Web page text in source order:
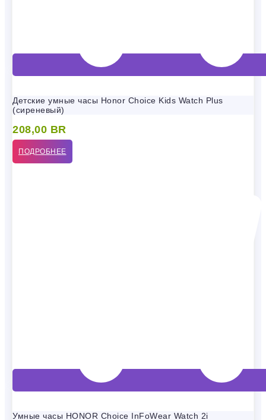
Детские умные часы Honor Choice Kids Watch Plus
(сиреневый)
208,00 BR
ПОДРОБНЕЕ
Умные часы HONOR Choice InFoWear Watch 2i